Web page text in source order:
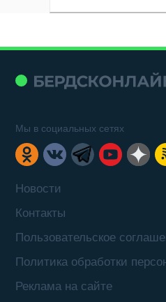
Новости
Контакты
Пользовательское
Политика обработки
Реклама на сайте
Мы в социальных сетях